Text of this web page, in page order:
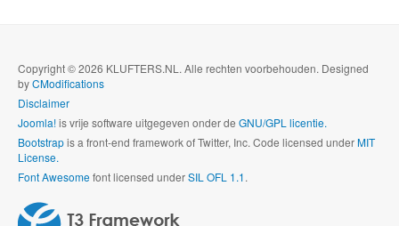
Copyright © 2026 KLUFTERS.NL. Alle rechten voorbehouden. Designed
byCModifications
Disclaimer
Joomla!is vrije software uitgegeven onder de GNU/GPL licentie.
Bootstrapis a front-end framework of Twitter, Inc. Code licensed underMIT
License.
Font Awesomefont licensed underSIL OFL 1.1.